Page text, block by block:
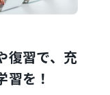
復習で、充
習を！